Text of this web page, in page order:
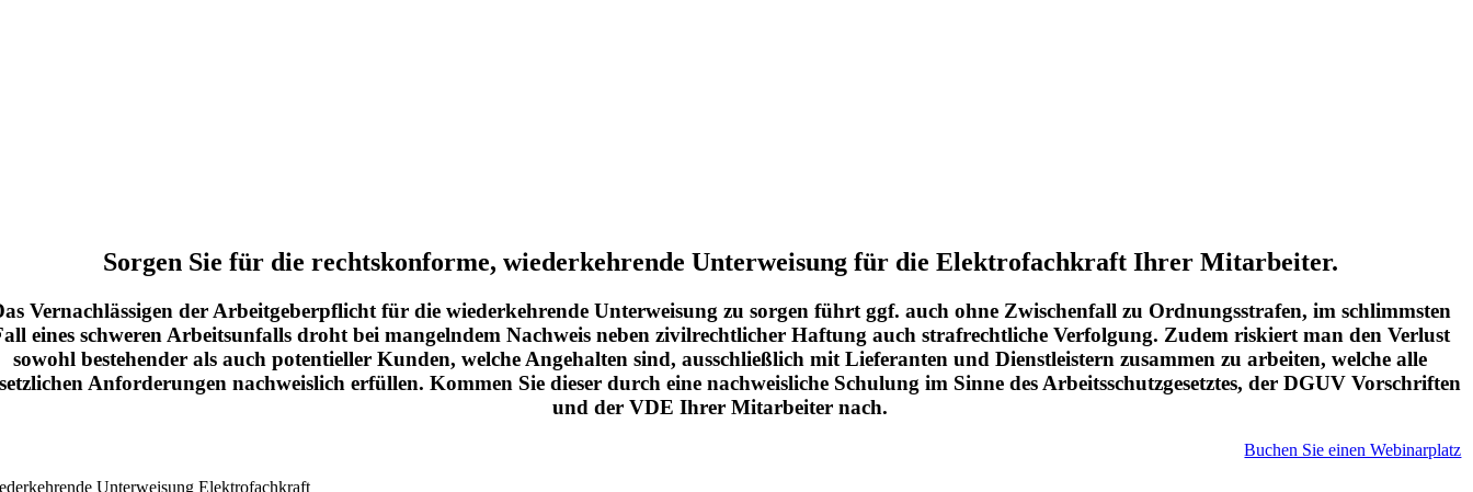
Sorgen Sie für die rechtskonforme, wiederkehrende Unterweisung für die Elektrofachkraft Ihrer Mitarbeiter.
Vernachlässigen der Arbeitgeberpflicht für die wiederkehrende Unterweisung zu sorgen führt ggf. auch ohne Zwischenfall zu Ordnungsstrafen, im schlimmsten
eines schweren Arbeitsunfalls droht bei mangelndem Nachweis neben zivilrechtlicher Haftung auch strafrechtliche Verfolgung. Zudem riskiert man den Verlust
sowohl bestehender als auch potentieller Kunden, welche Angehalten sind, ausschließlich mit Lieferanten und Dienstleistern zusammen zu arbeiten, welche alle
Anforderungen nachweislich erfüllen. Kommen Sie dieser durch eine nachweisliche Schulung im Sinne des Arbeitsschutzgesetztes, der DGUV Vorschriften
und der VDE Ihrer Mitarbeiter nach.
Buchen Sie einen Webinarplatz
Unterweisung Elektrofachkraft